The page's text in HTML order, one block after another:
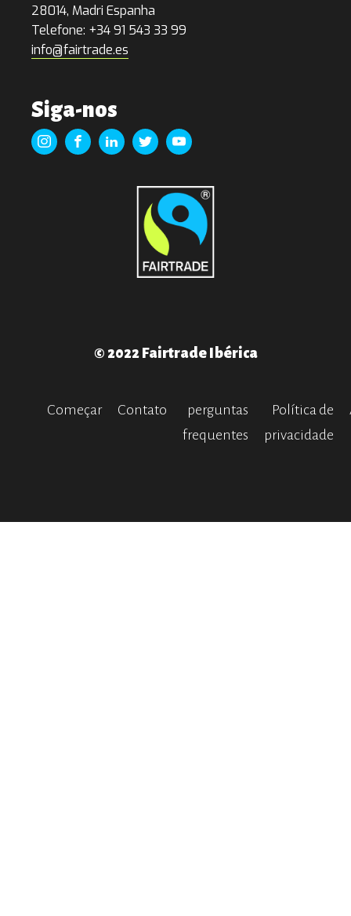
28014, Madri Espanha
Telefone: +34 91 543 33 99
info@fairtrade.es
Siga-nos
© 2022 Fairtrade Ibérica
Começar Contato
perguntas
frequentes
Política de
privacidade